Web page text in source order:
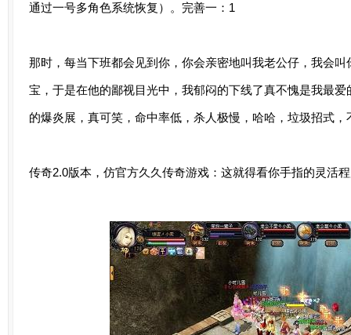
通过一号多角色系统恢复）。完善一：1
那时，每当下班都会见到你，你会亲密地叫我老公仔，我会
宝，于是在他的鄙视目光中，我郁闷的下线了真不愧是我最
的爆炎展，真可笑，命中率低，杀人极慢，哈哈，垃圾招式，
传奇2.0版本，仿官方久久传奇游戏：这就得看你手指的灵活